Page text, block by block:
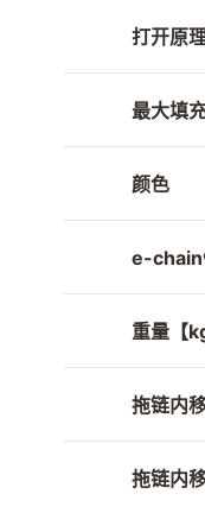
打开原
最大填
颜色
e-
重量【
拖链内
拖链内